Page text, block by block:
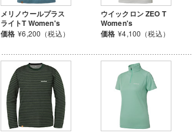
メリノウールプラス
ライトT Women's
価格 ¥6,200（税込）
ウイックロン ZEO T
Women's
価格 ¥4,100（税込）